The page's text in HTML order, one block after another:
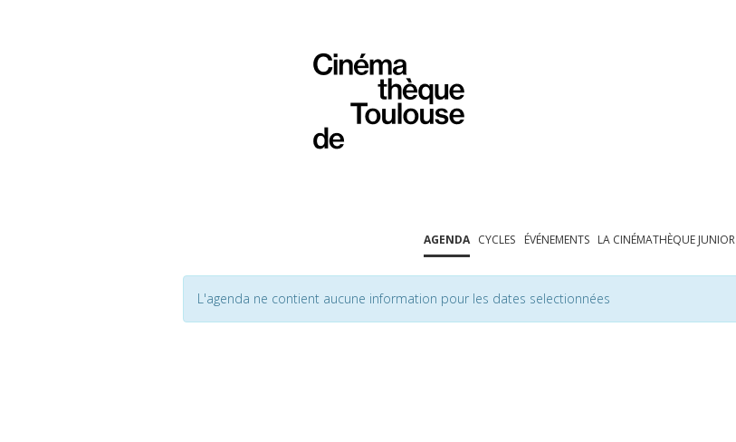
AGENDA CYCLES ÉVÉNEMENTS LA CINÉMATHÈQUE JUNIOR
L'agenda ne contient aucune information pour les dates selectionnées